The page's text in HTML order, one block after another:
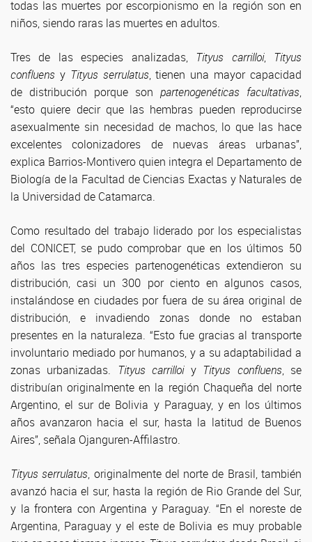
todas las muertes por escorpionismo en la región son en
niños, siendo raras las muertes en adultos.
Tres de las especies analizadas, Tityus carrilloi, Tityus
confluens y Tityus serrulatus, tienen una mayor capacidad
de distribución porque son partenogenéticas facultativas,
“esto quiere decir que las hembras pueden reproducirse
asexualmente sin necesidad de machos, lo que las hace
excelentes colonizadores de nuevas áreas urbanas”,
explica Barrios-Montivero quien integra el Departamento de
Biología de la Facultad de Ciencias Exactas y Naturales de
la Universidad de Catamarca.
Como resultado del trabajo liderado por los especialistas
del CONICET, se pudo comprobar que en los últimos 50
años las tres especies partenogenéticas extendieron su
distribución, casi un 300 por ciento en algunos casos,
instalándose en ciudades por fuera de su área original de
distribución, e invadiendo zonas donde no estaban
presentes en la naturaleza. “Esto fue gracias al transporte
involuntario mediado por humanos, y a su adaptabilidad a
zonas urbanizadas. Tityus carrilloiy Tityus confluens, se
distribuían originalmente en la región Chaqueña del norte
Argentino, el sur de Bolivia y Paraguay, y en los últimos
años avanzaron hacia el sur, hasta la latitud de Buenos
Aires”, señala Ojanguren-Affilastro.
Tityus serrulatus, originalmente del norte de Brasil, también
avanzó hacia el sur, hasta la región de Rio Grande del Sur,
y la frontera con Argentina y Paraguay. “En el noreste de
Argentina, Paraguay y el este de Bolivia es muy probable